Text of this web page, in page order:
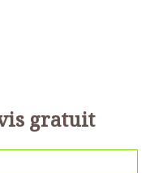
gratuit